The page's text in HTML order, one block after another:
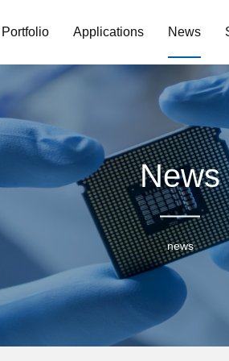
Applications News
News
news